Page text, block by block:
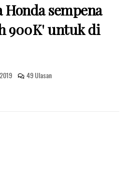
Honda sempena
900K' untuk di
49 Ulasan